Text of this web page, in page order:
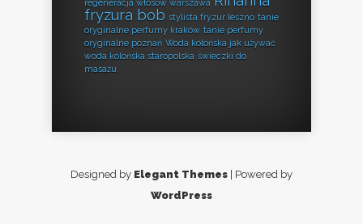
regeneracja włosów warszawa
fryzura bob stylista fryzur leszno tanie
oryginalne perfumy kraków tanie perfumy
oryginalne poznań Woda kolońska jak używać
woda kolońska staropolska świeczki do
masażu
Designed by Elegant Themes | Powered by
WordPress